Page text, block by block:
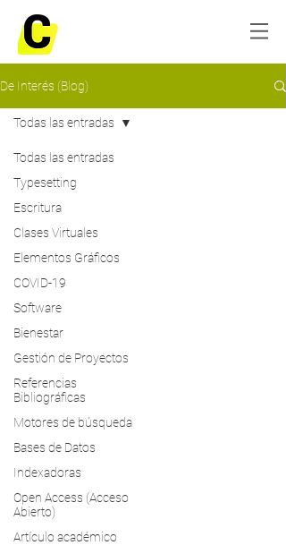
De Interés (Blog)
Todas las entradas
Typesetting
Escritura
Clases Virtuales
Elementos Gráficos
COVID-19
Software
Bienestar
Gestión de Proyectos
Referencias
Bibliográficas
Motores de búsqueda
Bases de Datos
Indexadoras
Open Access (Acceso
Abierto)
Artículo académico
Todas las entradas